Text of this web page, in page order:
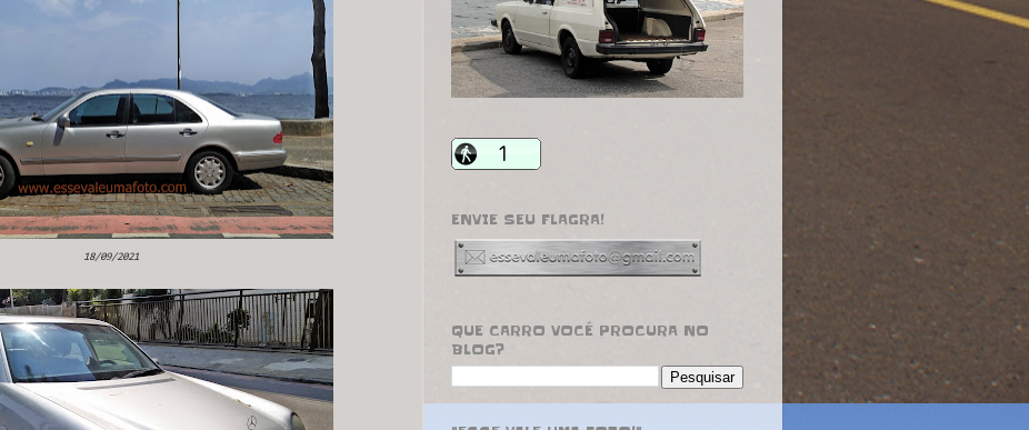
18/09/2021
ENVIE SEU FLAGRA!
QUE CARRO VOCÊ PROCURA NO
BLOG?